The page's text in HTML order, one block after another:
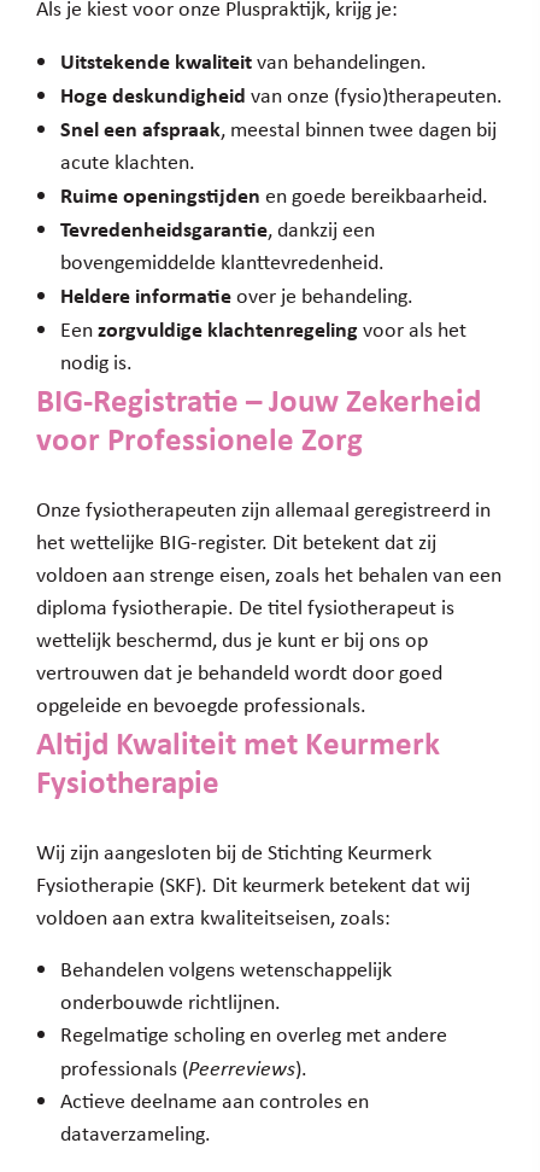
Als je kiest voor onze Pluspraktijk, krijg je:
Uitstekende kwaliteitvan behandelingen.
Hoge deskundigheid van onze (fysio)therapeuten.
Snel een afspraak, meestal binnen twee dagen bij
acute klachten.
Ruime openingstijden en goede bereikbaarheid.
Tevredenheidsgarantie, dankzij een
bovengemiddelde klanttevredenheid.
Heldere informatieover je behandeling.
Eenzorgvuldige klachtenregelingvoor als het
nodig is.
BIG-Registratie – Jouw Zekerheid
voor Professionele Zorg
Onze fysiotherapeuten zijn allemaal geregistreerd in
het wettelijke BIG-register. Dit betekent dat zij
voldoen aan strenge eisen, zoals het behalen van een
diploma fysiotherapie. De titel fysiotherapeut is
wettelijk beschermd, dus je kunt er bij ons op
vertrouwen dat je behandeld wordt door goed
opgeleide en bevoegde professionals.
Altijd Kwaliteit met Keurmerk
Fysiotherapie
Wij zijn aangesloten bij de Stichting Keurmerk
Fysiotherapie (SKF). Dit keurmerk betekent dat wij
voldoen aan extra kwaliteitseisen, zoals:
Behandelen volgens wetenschappelijk
onderbouwde richtlijnen.
Regelmatige scholing en overleg met andere
professionals (Peerreviews).
Actieve deelname aan controles en
dataverzameling.